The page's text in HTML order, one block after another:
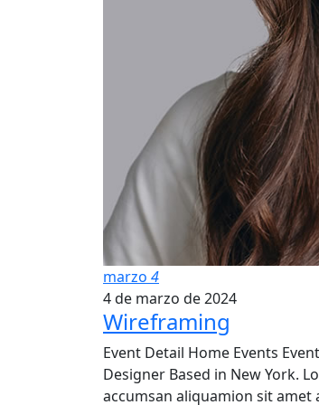
marzo 4
4 de marzo de 2024
Wireframing
Event Detail Home Events
Designer Based in New York.
accumsan aliquamion sit amet